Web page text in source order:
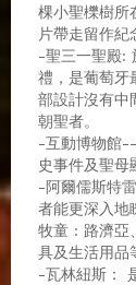
棵小聖櫟樹所
片帶走留作紀
-聖三一聖殿:
禮，是葡萄牙
部設計沒有中
朝聖者。
-互動博物館--
史事件及聖母
-阿爾儒斯特
者能更深入地
牧童 : 路濟亞
具及生活用品
-瓦林紐斯：